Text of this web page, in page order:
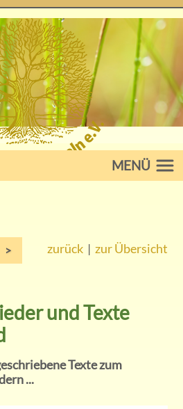
MENÜ
> zurück| zur Übersicht
und Texte
Texte zum
...